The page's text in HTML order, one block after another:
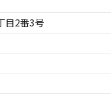
目2番3号